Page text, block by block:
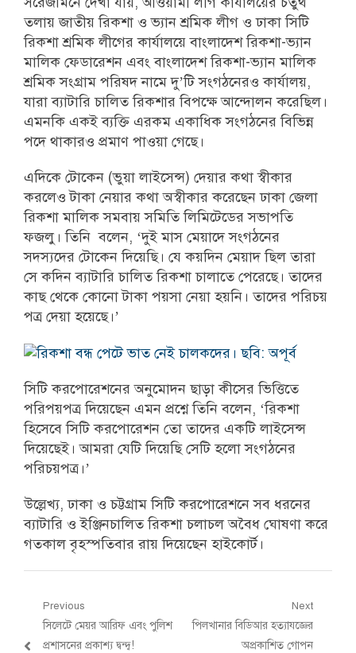
তলায় জাতীয় রিকশা ও ভ্যান শ্রমিক লীগ ও ঢাকা সিটি
রিকশা শ্রমিক লীগের কার্যালয়ে বাংলাদেশ রিকশা-ভ্যান
মালিক ফেডারেশন এবং বাংলাদেশ রিকশা-ভ্যান মালিক
শ্রমিক সংগ্রাম পরিষদ নামে দু’টি সংগঠনেরও কার্যালয়,
যারা ব্যাটারি চালিত রিকশার বিপক্ষে আন্দোলন করেছিল।
এমনকি একই ব্যক্তি এরকম একাধিক সংগঠনের বিভিন্ন
পদে থাকারও প্রমাণ পাওয়া গেছে।
এদিকে টোকেন (ভুয়া লাইসেন্স) দেয়ার কথা স্বীকার
করলেও টাকা নেয়ার কথা অস্বীকার করেছেন ঢাকা জেলা
রিকশা মালিক সমবায় সমিতি লিমিটেডের সভাপতি
ফজলু। তিনি বলেন, ‘দুই মাস মেয়াদে সংগঠনের
সদস্যদের টোকেন দিয়েছি। যে কয়দিন মেয়াদ ছিল তারা
সে কদিন ব্যাটারি চালিত রিকশা চালাতে পেরেছে। তাদের
কাছ থেকে কোনো টাকা পয়সা নেয়া হয়নি। তাদের পরিচয়
পত্র দেয়া হয়েছে।’
সিটি করপোরেশনের অনুমোদন ছাড়া কীসের ভিত্তিতে
পরিপয়পত্র দিয়েছেন এমন প্রশ্নে তিনি বলেন, ‘রিকশা
হিসেবে সিটি করপোরেশন তো তাদের একটি লাইসেন্স
দিয়েছেই। আমরা যেটি দিয়েছি সেটি হলো সংগঠনের
পরিচয়পত্র।’
উল্লেখ্য, ঢাকা ও চট্টগ্রাম সিটি করপোরেশনে সব ধরনের
ব্যাটারি ও ইঞ্জিনচালিত রিকশা চলাচল অবৈধ ঘোষণা করে
গতকাল বৃহস্পতিবার রায় দিয়েছেন হাইকোর্ট।
Post
navigation
Previous
Previous
post:
সিলেটে মেয়র আরিফ এবং পুলিশ
প্রশাসনের প্রকাশ্য দ্বন্দ্ব!
Next
Next
পিলখানার বিডিআর হত্যাযজ্ঞের
অপ্রকাশিত গোপন